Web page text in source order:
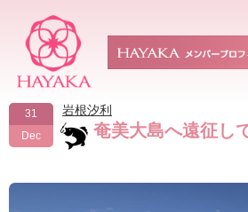
31
Dec
岩根汐利
奄美大島へ遠征し